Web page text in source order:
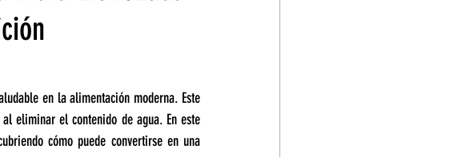
en la alimentación moderna. Este
eliminar el contenido de agua. En este
cómo puede convertirse en una